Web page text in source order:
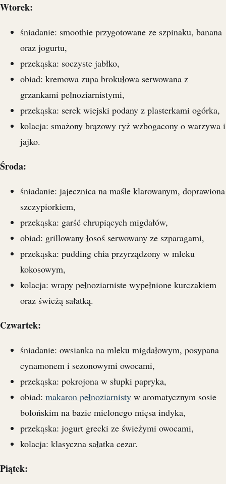
Wtorek:
śniadanie: smoothie przygotowane ze szpinaku, banana
oraz jogurtu,
przekąska: soczyste jabłko,
obiad: kremowa zupa brokułowa serwowana z
grzankami pełnoziarnistymi,
przekąska: serek wiejski podany z plasterkami ogórka,
kolacja: smażony brązowy ryż wzbogacony o warzywa i
jajko.
Środa:
śniadanie: jajecznica na maśle klarowanym, doprawiona
szczypiorkiem,
przekąska: garść chrupiących migdałów,
obiad: grillowany łosoś serwowany ze szparagami,
przekąska: pudding chia przyrządzony w mleku
kokosowym,
kolacja: wrapy pełnoziarniste wypełnione kurczakiem
oraz świeżą sałatką.
Czwartek:
śniadanie: owsianka na mleku migdałowym, posypana
cynamonem i sezonowymi owocami,
przekąska: pokrojona w słupki papryka,
obiad: makaron pełnoziarnisty w aromatycznym sosie
bolońskim na bazie mielonego mięsa indyka,
przekąska: jogurt grecki ze świeżymi owocami,
kolacja: klasyczna sałatka cezar.
Piątek: